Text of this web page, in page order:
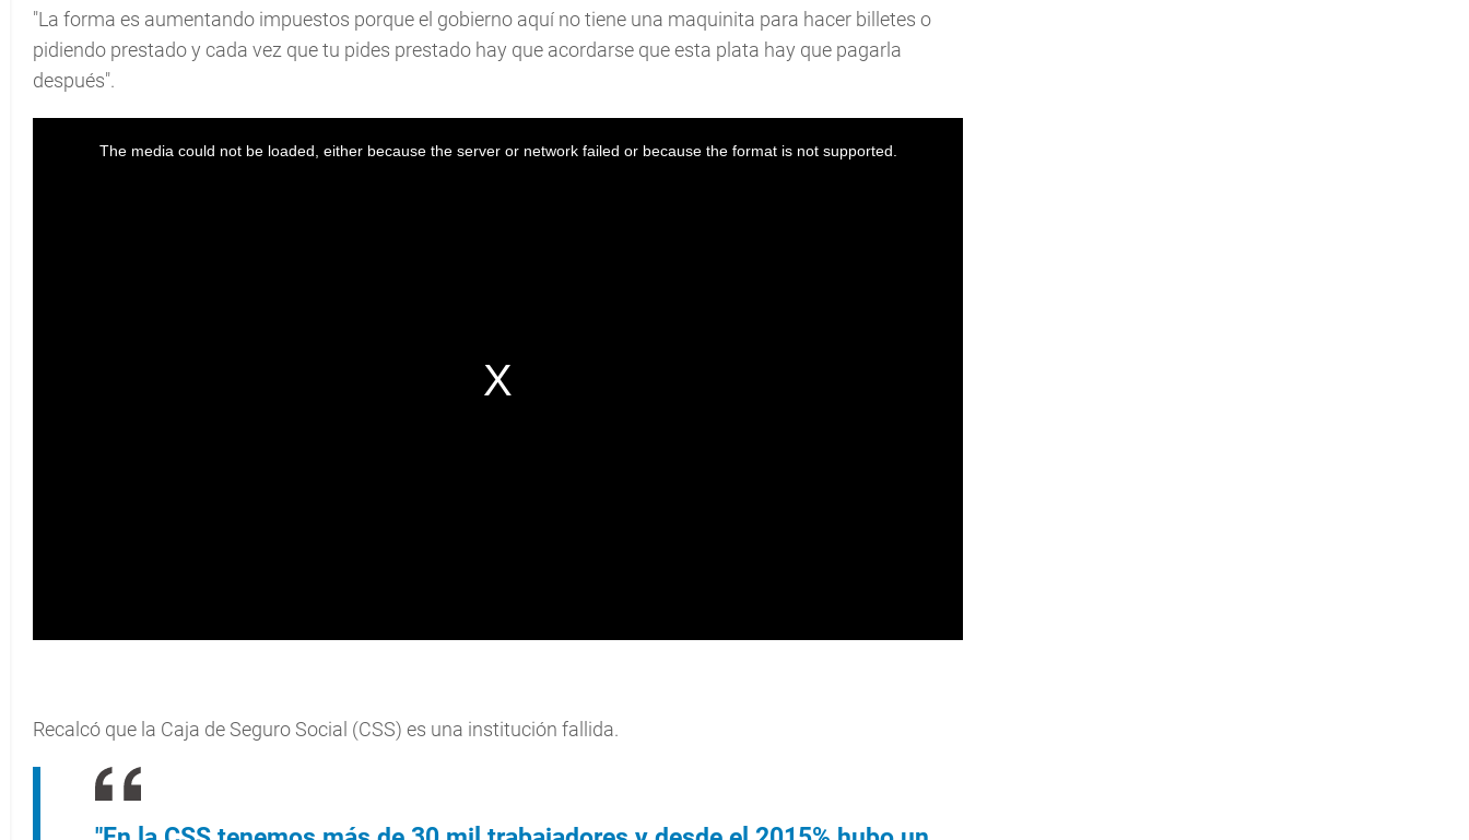
"La forma es aumentando impuestos porque el gobierno aquí no tiene una maquinita para hacer billetes o
pidiendo prestado y cada vez que tu pides prestado hay que acordarse que esta plata hay que pagarla
después".
Recalcó que la Caja de Seguro Social (CSS) es una institución fallida.